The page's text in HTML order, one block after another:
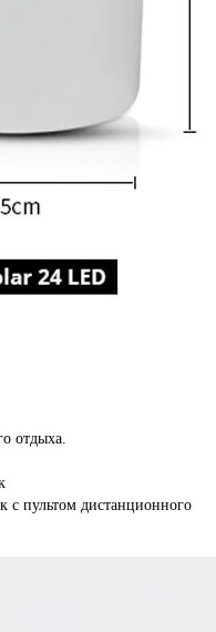
отдыха.
с пультом дистанционного